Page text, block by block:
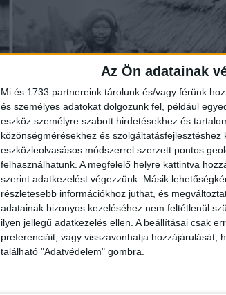
Az Ön adatainak
Mi és 1733 partnereink tárolunk és/vagy férünk
és személyes adatokat dolgozunk fel, például
eszköz személyre szabott hirdetésekhez és
közönségmérésekhez és szolgáltatásfejlesztéshez
eszközleolvasásos módszerrel szerzett pontos
felhasználhatunk. A megfelelő helyre kattintva
szerint adatkezelést végezzünk. Másik
részletesebb információkhoz juthat, és
adatainak bizonyos kezeléséhez nem feltétlenül
ilyen jellegű adatkezelés ellen. A beállításai csak
preferenciáit, vagy visszavonhatja hozzájárulását,
található "Adatvédelem" gombra.